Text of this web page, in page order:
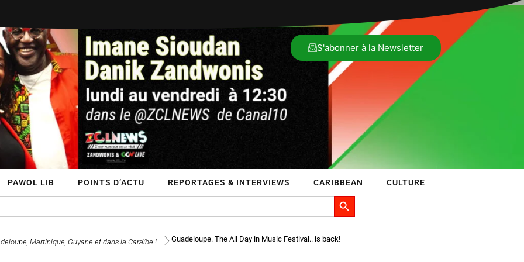
S'abonner à la Newsletter
PAWOL LIB POINTS D’ACTU REPORTAGES & INTERVIEWS CARIBBEAN CULTURE
Search Button
Martinique, Guyane et dans la Caraïbe ! Guadeloupe. The All Day in Music Festival.. is back!